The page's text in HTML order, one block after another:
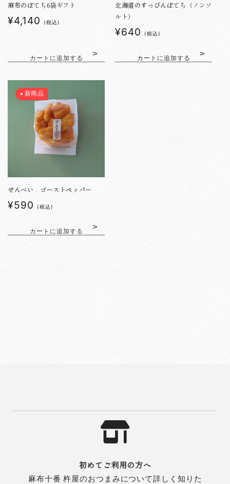
麻布のぽてち6袋ギフト
通
¥4,140 (税込)
カートに追加する
北海道のすっぴんぽてち（ノンソ
ルト）
通
¥640 (税込)
カートに追加する
新商品
せんべい ゴーストペッパー
通
¥590 (税込)
カートに追加する
初めてご利用の方へ
麻布十番 杵屋のおつまみについて詳しく知りた